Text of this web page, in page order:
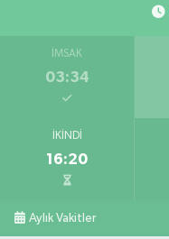
İMSAK
03:34
İKINDI
16:20
Aylık Vakitler